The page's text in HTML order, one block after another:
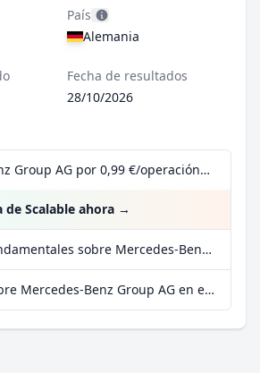
País
Alemania
Fecha de resultados
28/10/2026
Mercedes-Benz Group AG por 0,99 €/operación, incluido el Dividend Reinvestment Plan
Scalable ahora →
Más datos fundamentales sobre Mercedes-Benz Group AG en Parqet
Más datos sobre Mercedes-Benz Group AG en extraETF